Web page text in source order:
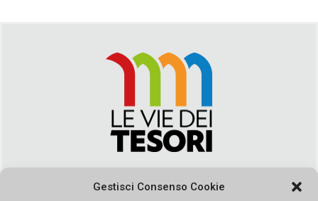
Gestisci Consenso Cookie
segreteria@leviedeitesori.it